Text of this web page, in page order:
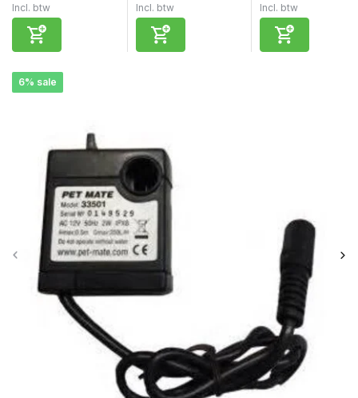
6% sale
Incl. btw Incl. btw Incl. btw